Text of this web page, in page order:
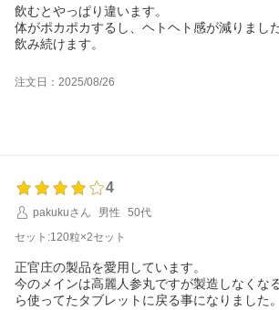
飲むとやっぱり違います。
体がポカポカするし、ヘトヘト感が減りました
飲み続けます。
注文日：2025/08/26
4
pakukuさん
男性
50代
セット:120粒×2セット
正官庄の製品を愛用しています。
今のメインは高麗人参丸ですが製造しなくな
ら使ってたタブレットに戻る事になりました。